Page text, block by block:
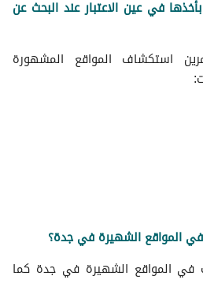
في عين الاعتبار عند البحث عن
استكشاف المواقع المشهورة
المواقع الشهيرة في جدة؟
في المواقع الشهيرة في جدة كما